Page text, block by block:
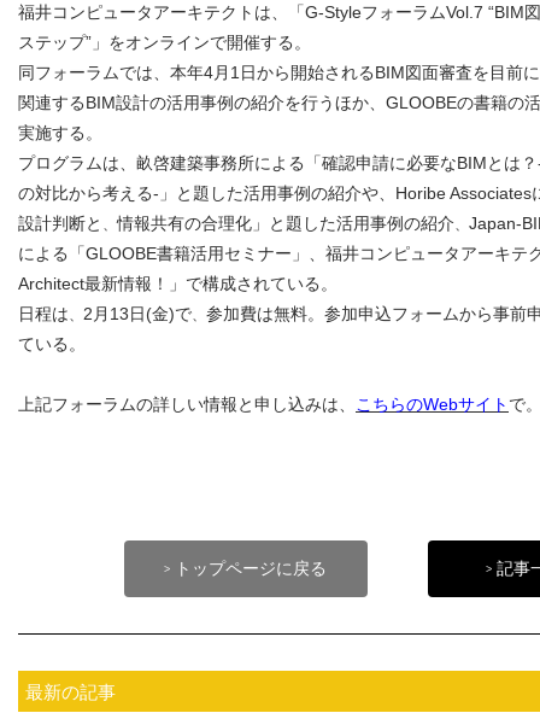
福井コンピュータアーキテクトは、「G-StyleフォーラムVol.7 “BIM
ステップ”」をオンラインで開催する。
同フォーラムでは、本年4月1日から開始されるBIM図面審査を目前
関連するBIM設計の活用事例の紹介を行うほか、GLOOBEの書籍の
実施する。
プログラムは、畝啓建築事務所による「確認申請に必要なBIMとは
の対比から考える-」と題した活用事例の紹介や、Horibe Associates
設計判断と 、情報共有の合理化」と題した活用事例の紹介、 Japan-
による「GLOOBE書籍活用セミナー」、福井コンピュータアーキテ
Architect最新情報！」で構成されている。
日程は、 2月13日(金)で、 参加費は無料。参加申込フォームから事前
ている。
上記フォーラムの詳しい情報と申し込みは、 こちらのWebサイト で
> トップページに戻る >記事
最新の記事